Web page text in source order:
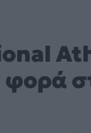
φορά